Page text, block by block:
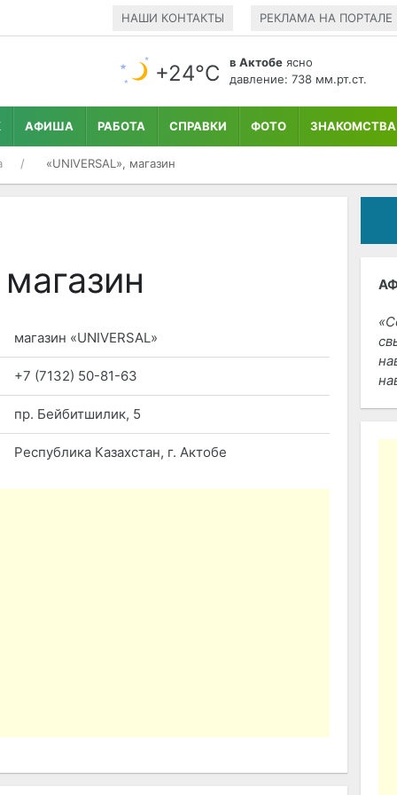
НАШИ КОНТАКТЫ РЕКЛАМА НА ПОРТАЛЕ
+24°С в Актобе ясно
давление: 738 мм.рт.ст.
АФИША РАБОТА СПРАВКИ ФОТО ЗНАКОМСТВА
«UNIVERSAL», магазин
магазин «UNIVERSAL»
+7 (7132) 50-81-63
пр. Бейбитшилик, 5
Республика Казахстан, г. Актобе